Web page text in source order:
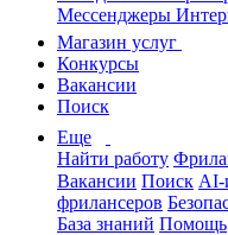
Мессенджеры
Магазин услуг
Конкурсы
Вакансии
Поиск
Еще
Найти работу
Вакансии Поиск AI-
фрилансеров
База знаний Помощь